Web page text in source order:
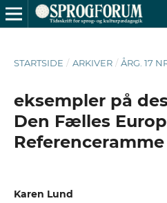
STARTSIDE / ARKIVER / ÅRG. 17
eksempler på
Den Fælles
Karen Lund